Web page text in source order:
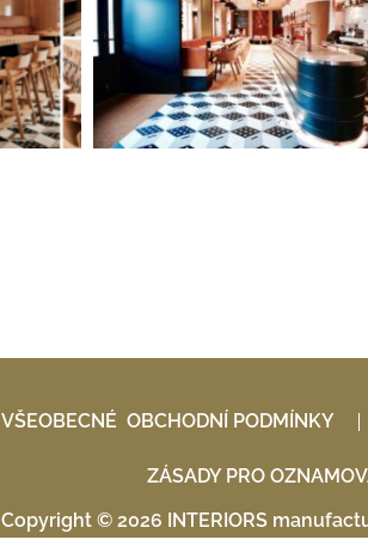
VŠEOBECNÉ OBCHODNÍ PODMÍNKY
ZÁSADY PRO
Copyright © 2026 INTERIORS